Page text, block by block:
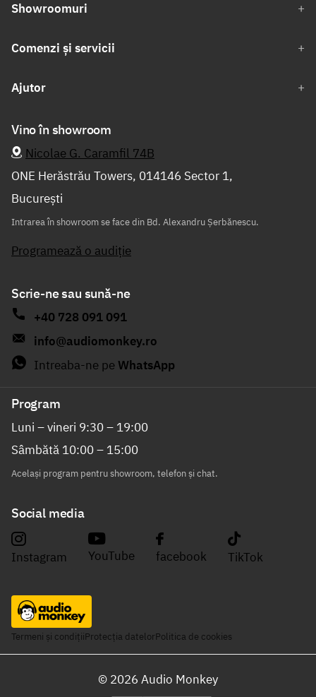
Showroomuri
Comenzi și servicii
Ajutor
Vino în showroom
Nicolae G. Caramfil 74B
ONE Herăstrău Towers, 014146 Sector 1,
București
Intrarea în showroom se face din Bd. Alexandru Șerbănescu.
Programează o audiție
Scrie-ne sau sună-ne
+40 728 091 091
info@audiomonkey.ro
Intreaba-ne pe WhatsApp
Program
Luni – vineri 9:30 – 19:00
Sâmbătă 10:00 – 15:00
Același program pentru showroom, telefon și chat.
Social media
Instagram YouTube facebook TikTok
Termeni și condițiiProtecția datelorPolitica de cookies
© 2026 Audio Monkey